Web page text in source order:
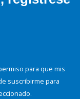
para que mis
suscribirme para